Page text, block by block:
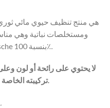
الزيوت والدهون بطريقة ökologische بنسبة 100٪.
تركيبته الخاصة فإنه لا يشكل أي خطر صحي خاص.
AQUAQUICK 2000 متاح عالمياً.